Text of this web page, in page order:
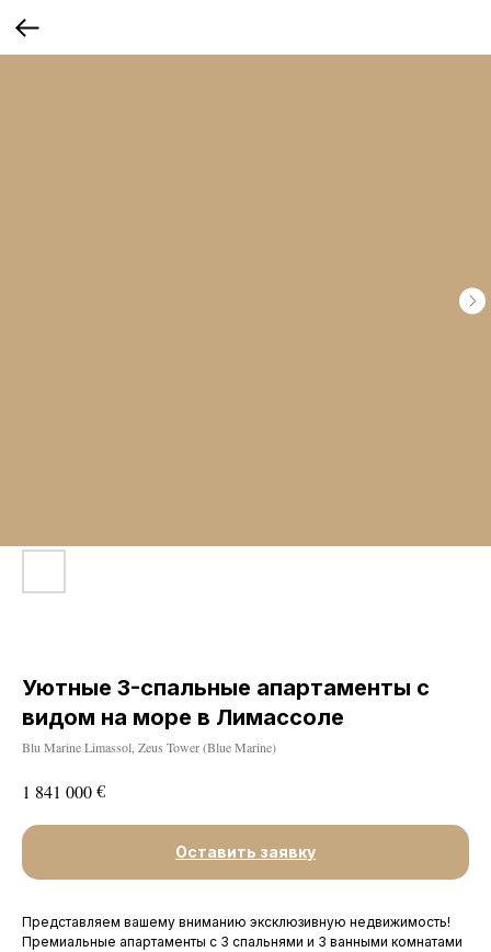
Уютные 3-спальные апартаменты с
видом на море в Лимассоле
Blu Marine Limassol, Zeus Tower (Blue Marine)
1 841 000€
Оставить заявку
Представляем вашему вниманию эксклюзивную недвижимость!
Премиальные апартаменты с 3 спальнями и 3 ванными комнатами